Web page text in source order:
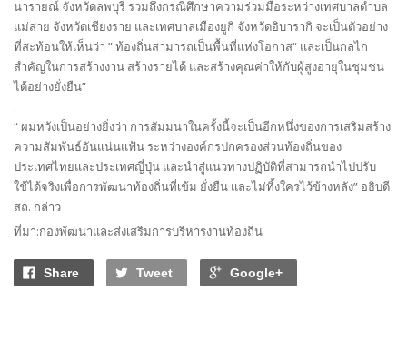
นารายณ์ จังหวัดลพบุรี รวมถึงกรณีศึกษาความร่วมมือระหว่างเทศบาลตำบล
แม่สาย จังหวัดเชียงราย และเทศบาลเมืองยูกิ จังหวัดอิบารากิ จะเป็นตัวอย่าง
ที่สะท้อนให้เห็นว่า ” ท้องถิ่นสามารถเป็นพื้นที่แห่งโอกาส“ และเป็นกลไก
สำคัญในการสร้างงาน สร้างรายได้ และสร้างคุณค่าให้กับผู้สูงอายุในชุมชน
ได้อย่างยั่งยืน”
.
“ ผมหวังเป็นอย่างยิ่งว่า การสัมมนาในครั้งนี้จะเป็นอีกหนึ่งของการเสริมสร้าง
ความสัมพันธ์อันแน่นแฟ้น ระหว่างองค์กรปกครองส่วนท้องถิ่นของ
ประเทศไทยและประเทศญี่ปุ่น และนำสู่แนวทางปฏิบัติที่สามารถนำไปปรับ
ใช้ได้จริงเพื่อการพัฒนาท้องถิ่นที่เข้ม ยั่งยืน และไม่ทิ้งใครไว้ข้างหลัง” อธิบดี
สถ. กล่าว
ที่มา:กองพัฒนาและส่งเสริมการบริหารงานท้องถิ่น
Share Tweet Google+